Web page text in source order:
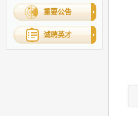
重要公告
诚聘英才